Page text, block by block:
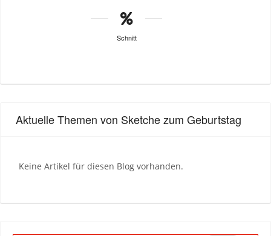
Schnitt
Aktuelle Themen von Sketche zum Geburtstag
Keine Artikel für diesen Blog vorhanden.